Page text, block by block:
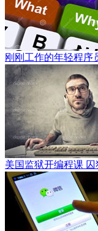
刚刚工作的年轻程序
美国监狱开编程课